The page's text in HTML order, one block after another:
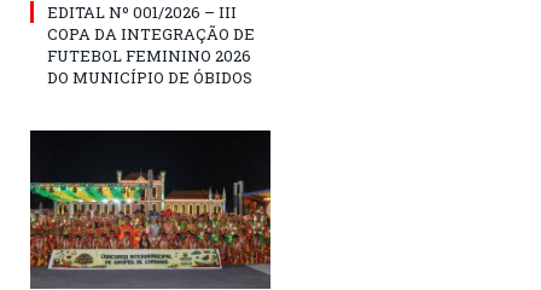
EDITAL Nº 001/2026 – III
COPA DA INTEGRAÇÃO DE
FUTEBOL FEMININO 2026
DO MUNICÍPIO DE ÓBIDOS